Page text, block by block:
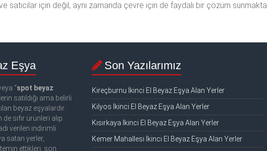
satıcılar için değil, aynı zamanda çevre için de faydalı bir çözüm
Eşya
“spot beyaz
satıldığı ama belirli
beyaz eşyalardır.
sıfır ürünleri alıp
verilen indirimli
satan yerler,
ettikleri, son
Son Yazılarımız
Kireçburnu İkinci El Beyaz Eşya Alan Yerler
Kilyos İkinci El Beyaz Eşya Alan Yerler
Kısırkaya İkinci El Beyaz Eşya Alan Yerler
Kemer Mahallesi İkinci El Beyaz Eşya Alan Yerler